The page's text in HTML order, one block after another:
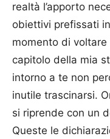
realtà l’apporto
obiettivi prefissati
momento di
capitolo della mia
intorno a te non
inutile trascinarsi.
si riprende con un
Queste le